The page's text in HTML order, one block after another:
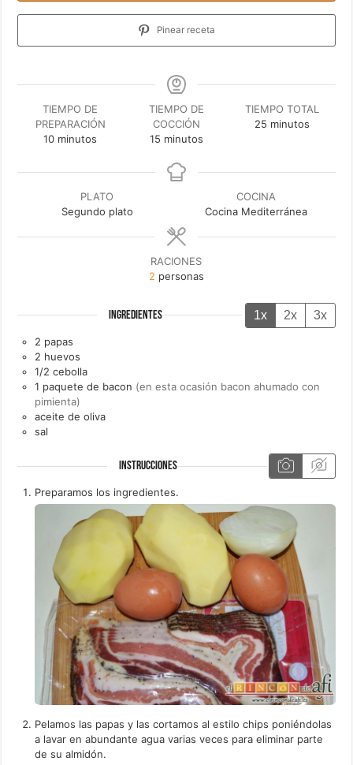
Pinear receta
TIEMPO DE
PREPARACIÓN
10minutos
minutos
TIEMPO DE
COCCIÓN
15minutos
minutos
TIEMPO TOTAL
25 minutos
minutos
PLATO
Segundo plato
COCINA
Cocina Mediterránea
RACIONES
2 personas
INGREDIENTES 1x 2x 3x
2 papas
2 huevos
1/2 cebolla
1 paquete de bacon (en esta ocasión bacon ahumado con
pimienta)
aceite de oliva
sal
INSTRUCCIONES
Preparamos los ingredientes.
Pelamos las papas y las cortamos al estilo chips poniéndolas
a lavar en abundante agua varias veces para eliminar parte
de su almidón.